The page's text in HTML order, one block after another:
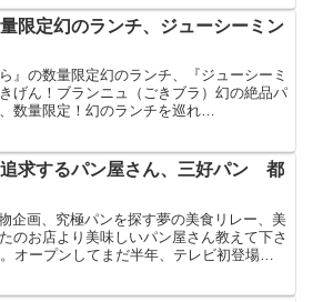
限定幻のランチ、ジューシーミン
』の数量限定幻のランチ、『ジューシーミ
げん！ブランニュ（ごきブラ）幻の絶品パ
数量限定！幻のランチを巡れ
求するパン屋さん、三好パン 都
企画、究極パンを探す夢の美食リレー、美
のお店より美味しいパン屋さん教えて下さ
ープンしてまだ半年、テレビ初登場の